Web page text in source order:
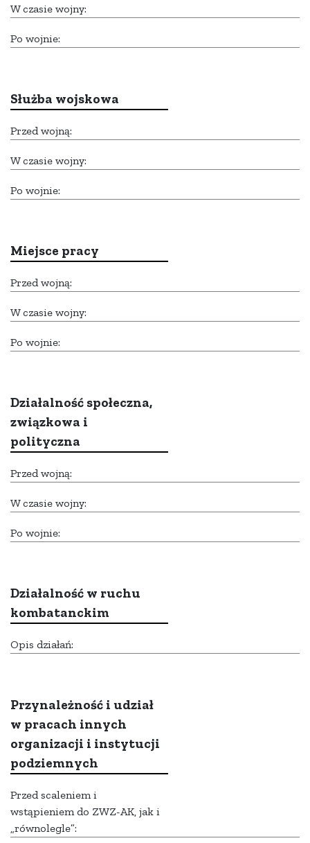
W czasie wojny:
Po wojnie:
Służba wojskowa
Przed wojną:
W czasie wojny:
Po wojnie:
Miejsce pracy
Przed wojną:
W czasie wojny:
Po wojnie:
Działalność społeczna,
związkowa i
polityczna
Przed wojną:
W czasie wojny:
Po wojnie:
Działalność w ruchu
kombatanckim
Opis działań:
Przynależność i udział
w pracach innych
organizacji i instytucji
podziemnych
Przed scaleniem i
wstąpieniem do ZWZ-AK, jak i
„równolegle”: